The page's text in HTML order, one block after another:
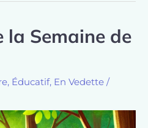
la Semaine de
, Éducatif, En Vedette /